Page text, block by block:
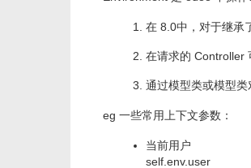
在 8.0中，对于继承
在请求的 Controller
通过模型类或模型类
eg 一些常用上下文参数：
当前用户
self.env.user